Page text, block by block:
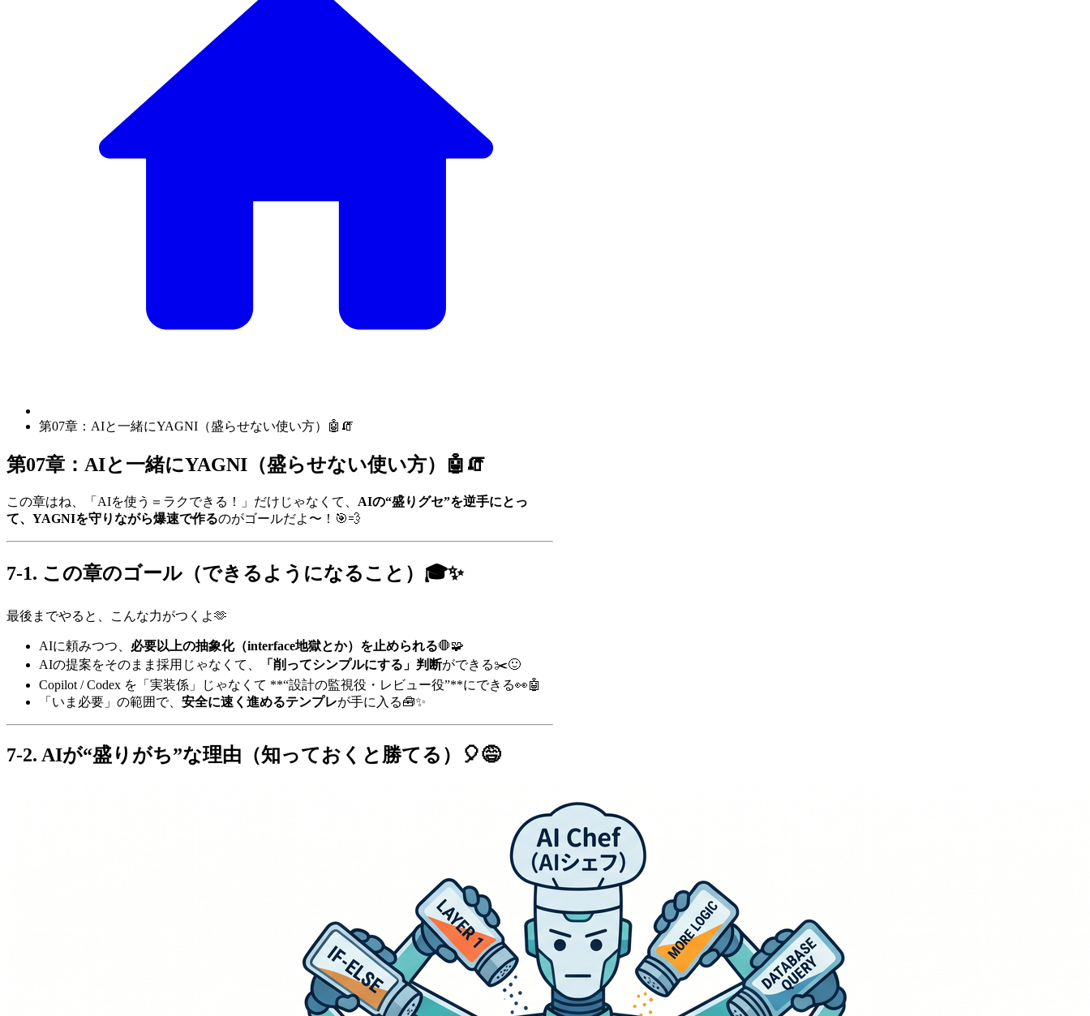
第07章：AIと一緒にYAGNI（盛らせない使い方）🤖🧯
第07章：AIと一緒にYAGNI（盛らせない使い方）🤖🧯
この章はね、「AIを使う＝ラクできる！」だけじゃなくて、 AIの“盛りグセ”を逆手にとっ
て、YAGNIを守りながら爆速で作るのがゴールだよ〜！🎯💨
7-1. この章のゴール（できるようになること）🎓✨
最後までやると、こんな力がつくよ🫶
AIに頼みつつ、 必要以上の抽象化（interface地獄とか）を止められる🛑🧩
AIの提案をそのまま採用じゃなくて、
「削ってシンプルにする」判断ができる✂️🙂
Copilot / Codex を「実装係」じゃなくて **“設計の監視役・レビュー役”**にできる👀🤖
「いま必要」の範囲で、 安全に速く進めるテンプレが手に入る🧰✨
7-2. AIが“盛りがち”な理由（知っておくと勝てる）🎈😅